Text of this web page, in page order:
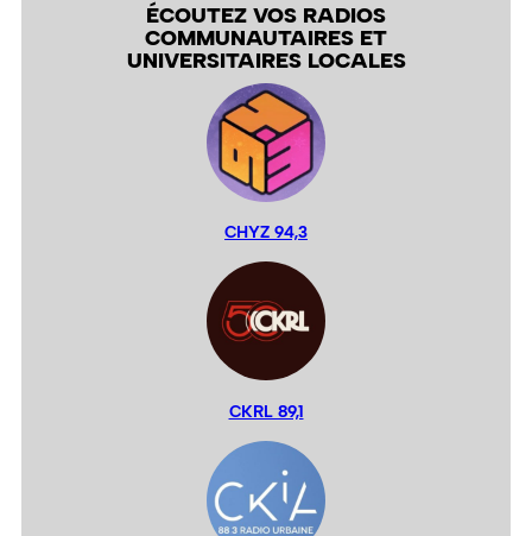
ÉCOUTEZ VOS RADIOS
COMMUNAUTAIRES ET
UNIVERSITAIRES LOCALES
CHYZ 94,3
CKRL 89,1